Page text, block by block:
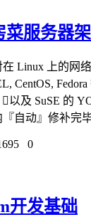
服务器
Linux 上的网
CentOS,
以及 SuSE 的
自动』修补完毕
0
开发基础